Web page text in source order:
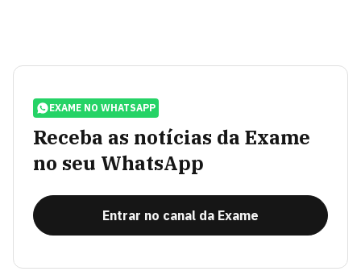
EXAME NO WHATSAPP
Receba as notícias da Exame
no seu WhatsApp
Entrar no canal da Exame